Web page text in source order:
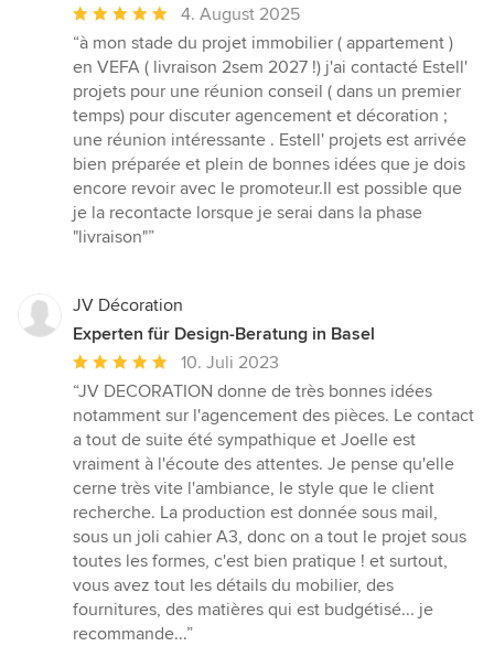
Durchschnittliche
Bewertung:
5
von
5
Sternen
4. August 2025
“à mon stade du projet immobilier ( appartement )
en VEFA ( livraison 2sem 2027 !) j'ai contacté Estell'
projets pour une réunion conseil ( dans un premier
temps) pour discuter agencement et décoration ;
une réunion intéressante . Estell' projets est arrivée
bien préparée et plein de bonnes idées que je dois
encore revoir avec le promoteur.Il est possible que
je la recontacte lorsque je serai dans la phase
"livraison"”
JV Décoration
Experten für Design-Beratung in Basel
Durchschnittliche
Bewertung:
5
von
5
Sternen
10. Juli 2023
“JV DECORATION donne de très bonnes idées
notamment sur l'agencement des pièces. Le contact
a tout de suite été sympathique et Joelle est
vraiment à l'écoute des attentes. Je pense qu'elle
cerne très vite l'ambiance, le style que le client
recherche. La production est donnée sous mail,
sous un joli cahier A3, donc on a tout le projet sous
toutes les formes, c'est bien pratique ! et surtout,
vous avez tout les détails du mobilier, des
fournitures, des matières qui est budgétisé... je
recommande...”